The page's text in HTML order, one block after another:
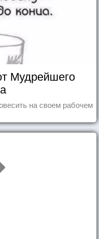
Мудрейшего
на своем рабочем